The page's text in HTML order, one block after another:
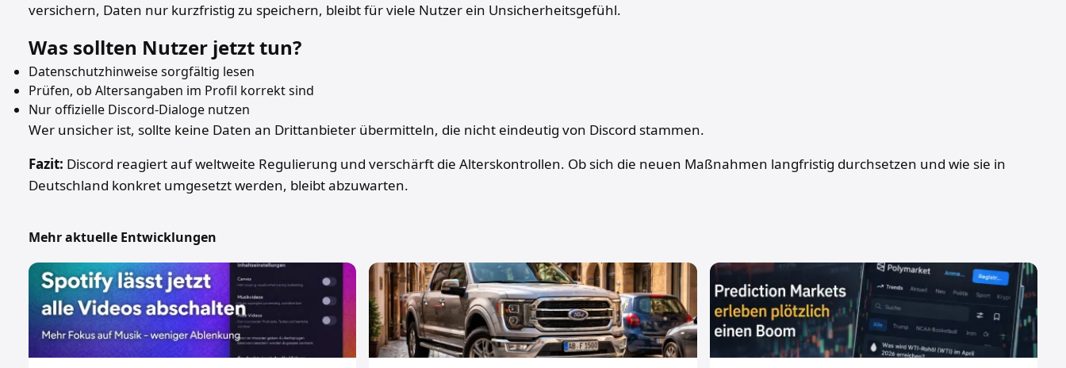
versichern, Daten nur kurzfristig zu speichern, bleibt für viele Nutzer ein Unsicherheitsgefühl.
Was sollten Nutzer jetzt tun?
Datenschutzhinweise sorgfältig lesen
Prüfen, ob Altersangaben im Profil korrekt sind
Nur offizielle Discord-Dialoge nutzen
Wer unsicher ist, sollte keine Daten an Drittanbieter übermitteln, die nicht eindeutig von Discord stammen.
Fazit: Discord reagiert auf weltweite Regulierung und verschärft die Alterskontrollen. Ob sich die neuen Maßnahmen langfristig durchsetzen und wie sie in
Deutschland konkret umgesetzt werden, bleibt abzuwarten.
Mehr aktuelle Entwicklungen